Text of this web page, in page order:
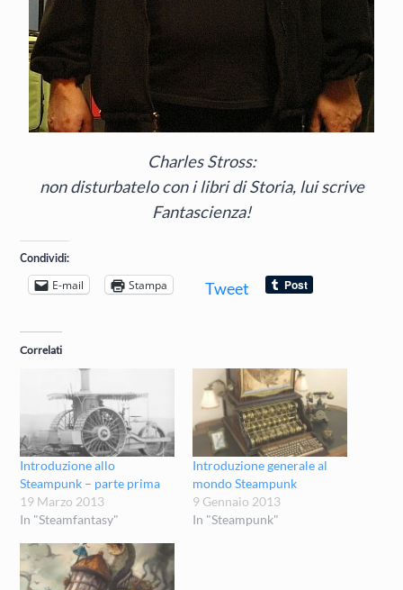
Charles Stross:
non disturbatelo con i libri di Storia, lui scrive
Fantascienza!
Condividi:
E-mail Stampa Tweet
Correlati
Introduzione allo
Steampunk – parte prima
19 Marzo 2013
In "Steamfantasy"
Introduzione generale al
mondo Steampunk
9 Gennaio 2013
In "Steampunk"